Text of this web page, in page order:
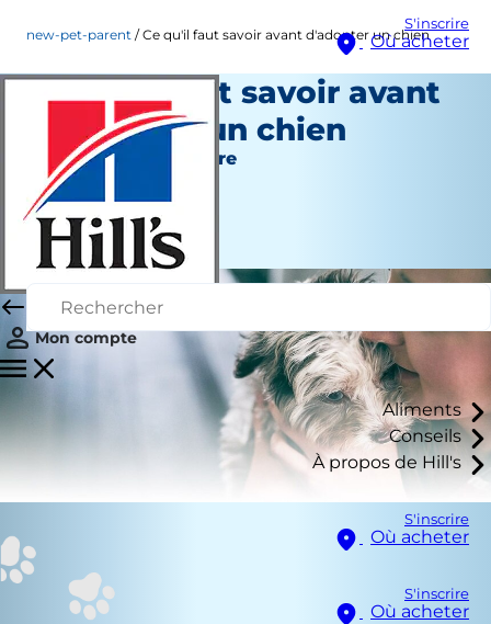
S'inscrire
Où acheter
Mon compte
Aliments
Conseils
À propos de Hill's
S'inscrire
Où acheter
S'inscrire
Où acheter
new-pet-parent Ce qu'il faut savoir avant d'adopter un chien
Ce qu'il faut savoir avant
d'adopter un chien
Nouveau propriétaire
Staff Author
|
Octobre 01, 2015